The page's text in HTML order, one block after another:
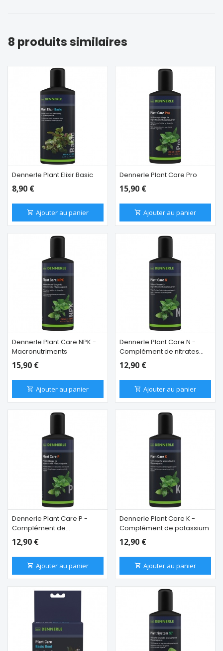
8 produits similaires
Dennerle Plant Elixir Basic
8,90 €
Ajouter au panier
Dennerle Plant Care Pro
15,90 €
Ajouter au panier
Dennerle Plant Care NPK -
Macronutriments
15,90 €
Ajouter au panier
Dennerle Plant Care N -
Complément de nitrates
NO3
12,90 €
Ajouter au panier
Dennerle Plant Care P -
Complément de
phosphates PO4
12,90 €
Ajouter au panier
Dennerle Plant Care K -
Complément de potassium
12,90 €
Ajouter au panier